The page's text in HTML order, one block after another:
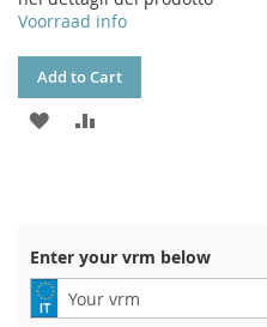
Voorraad info
Add to Cart
ADD
Enter your vrm below